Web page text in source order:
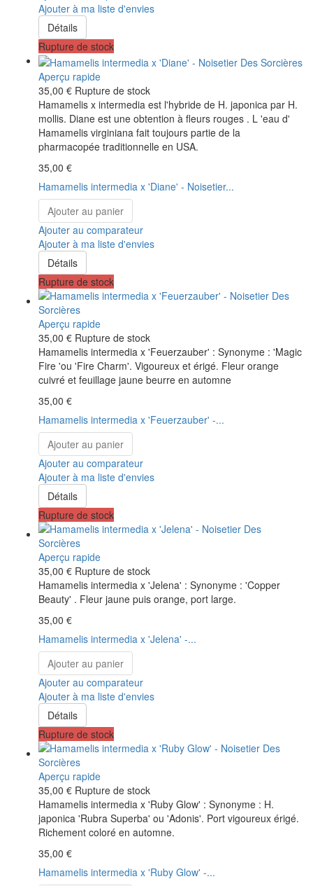
Ajouter à ma liste d'envies
Détails
Rupture de stock
Aperçu rapide
35,00 € Rupture de stock
Hamamelis x intermedia est l'hybride de H. japonica par H.
mollis. Diane est une obtention à fleurs rouges . L 'eau d'
Hamamelis virginiana fait toujours partie de la
pharmacopée traditionnelle en USA.
35,00 €
Hamamelis intermedia x 'Diane' - Noisetier...
Ajouter au panier
Ajouter au comparateur
Ajouter à ma liste d'envies
Détails
Rupture de stock
Aperçu rapide
35,00 € Rupture de stock
Hamamelis intermedia x 'Feuerzauber' : Synonyme : 'Magic
Fire 'ou 'Fire Charm'. Vigoureux et érigé. Fleur orange
cuivré et feuillage jaune beurre en automne
35,00 €
Hamamelis intermedia x 'Feuerzauber' -...
Ajouter au panier
Ajouter au comparateur
Ajouter à ma liste d'envies
Détails
Rupture de stock
Aperçu rapide
35,00 € Rupture de stock
Hamamelis intermedia x 'Jelena' : Synonyme : 'Copper
Beauty' . Fleur jaune puis orange, port large.
35,00 €
Hamamelis intermedia x 'Jelena' -...
Ajouter au panier
Ajouter au comparateur
Ajouter à ma liste d'envies
Détails
Rupture de stock
Aperçu rapide
35,00 € Rupture de stock
Hamamelis intermedia x 'Ruby Glow' : Synonyme : H.
japonica 'Rubra Superba' ou 'Adonis'. Port vigoureux érigé.
Richement coloré en automne.
35,00 €
Hamamelis intermedia x 'Ruby Glow' -...